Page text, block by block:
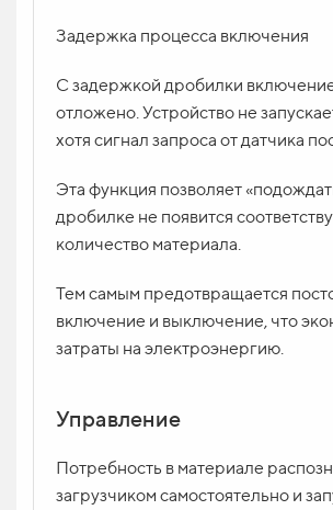
Задержка процесса включения
С задержкой дробилки
отложено. Устройство не
хотя сигнал запроса от датчика
Эта функция позволяет
дробилке не появится
количество материала.
Тем самым предотвращается
включение и выключение, что
затраты на электроэнергию.
Управление
Потребность в материале
загрузчиком самостоятельно и